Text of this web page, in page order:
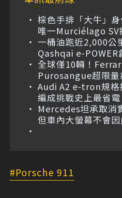
棕色手排「大牛」
唯一Murciélago SV
一桶油跑近2,000公
Qashqai e-POWER
全球僅10輛！
Purosangue超限量
Audi A2 e-tron規格
編成挑戰史上最省電
Mercedes坦承取消
但車內大螢幕不會
Porsche 911